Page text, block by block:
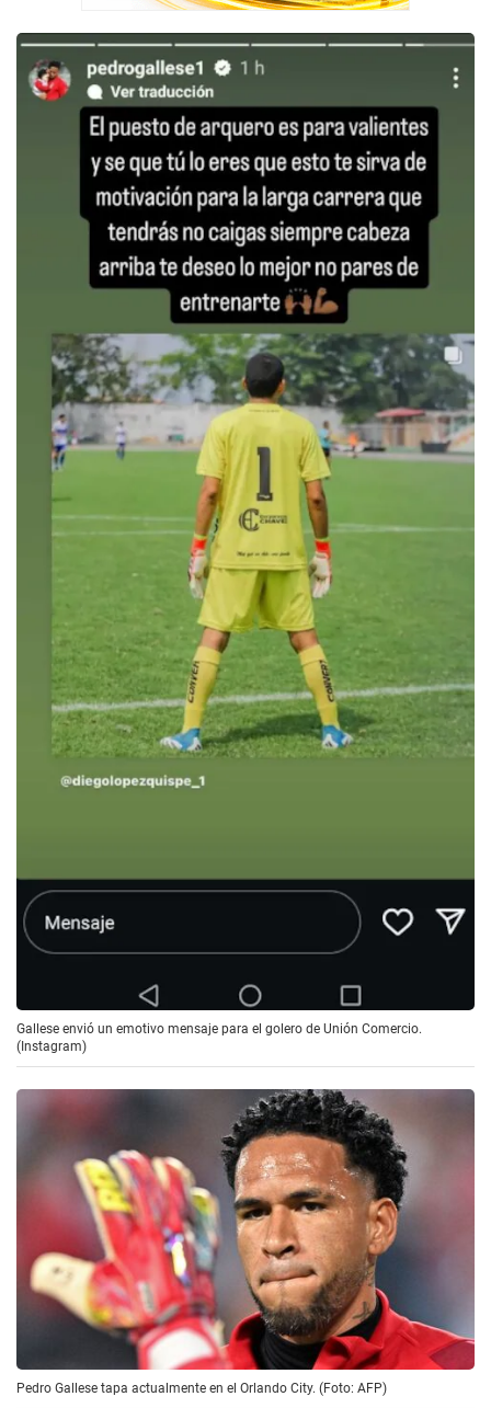
Gallese envió un emotivo mensaje para el golero de Unión Comercio.
(Instagram)
Pedro Gallese tapa actualmente en el Orlando City. (Foto: AFP)